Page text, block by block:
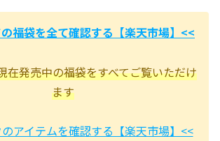
福袋を全て確認する【楽天市場】<<
発売中の福袋をすべてご覧いただけ
ます
アイテムを確認する【楽天市場】<<